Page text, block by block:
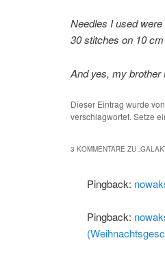
Needles I used were
30 stitches on 10
And yes, my
Dieser Eintrag wurde von
verschlagwortet. Setze
3 KOMMENTARE ZU „
Pingback:
Pingback: